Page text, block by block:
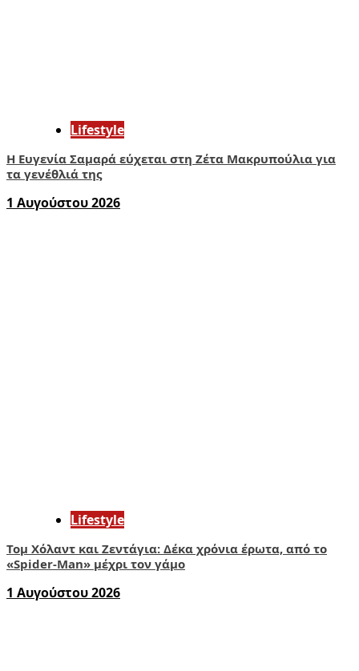
Lifestyle
Η Ευγενία Σαμαρά εύχεται στη Ζέτα Μακρυπούλια για
τα γενέθλιά της
1 Αυγούστου 2026
Lifestyle
Τομ Χόλαντ και Ζεντάγια: Δέκα χρόνια έρωτα, από το
«Spider-Man» μέχρι τον γάμο
1 Αυγούστου 2026